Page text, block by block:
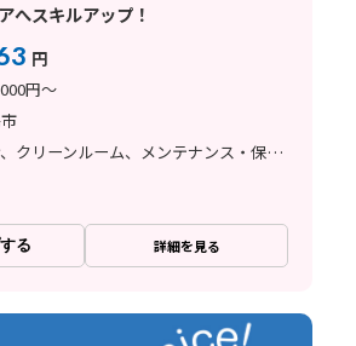
へスキルアップ！
円
円～
組立・組付け、クリーンルーム、メンテナンス・保全、立ち作業、その他
る 詳細を見る